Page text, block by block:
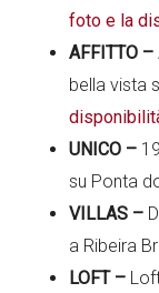
foto e la
AFFITTO –
bella vista
UNICO –
su Ponta
VILLAS –
a Ribeira
LOFT –